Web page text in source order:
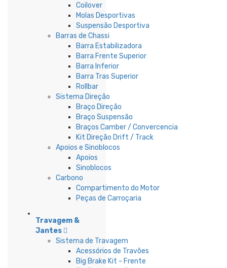
Coilover
Molas Desportivas
Suspensão Desportiva
Barras de Chassi
Barra Estabilizadora
Barra Frente Superior
Barra Inferior
Barra Tras Superior
Rollbar
Sistema Direção
Braço Direção
Braço Suspensão
Braços Camber / Convercencia
Kit Direção Drift / Track
Apoios e Sinoblocos
Apoios
Sinoblocos
Carbono
Compartimento do Motor
Peças de Carroçaria
Travagem &
Jantes
Sistema de Travagem
Acessórios de Travões
Big Brake Kit - Frente